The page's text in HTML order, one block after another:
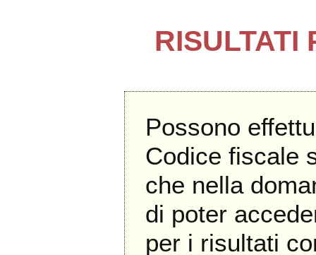
RISULTATI
Possono
Codice fiscale
che nella
di poter
per i risultati